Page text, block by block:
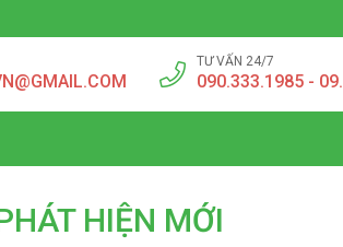
TƯ VẤN 24/7
090.333.1985 -
HIỆN MỚI